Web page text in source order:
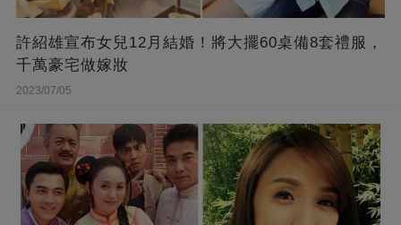
許紹雄宣布女兒12月結婚！將大擺60桌備8套禮服，
千萬豪宅做嫁妝
2023/07/05